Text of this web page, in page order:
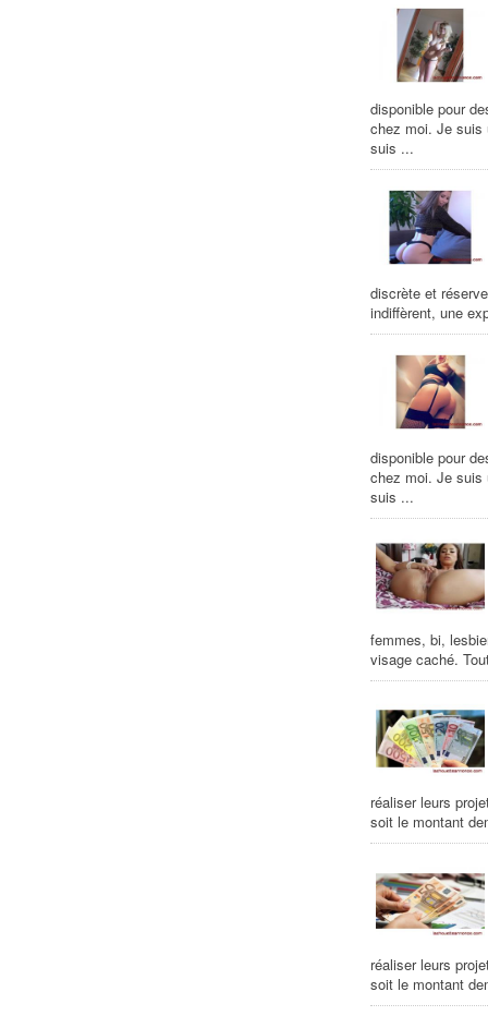
disponible pour
chez moi. Je suis
suis ...
discrète et
indiffèrent, une
disponible pour
chez moi. Je suis
suis ...
femmes, bi,
visage caché.
réaliser leurs
soit le montant
réaliser leurs
soit le montant